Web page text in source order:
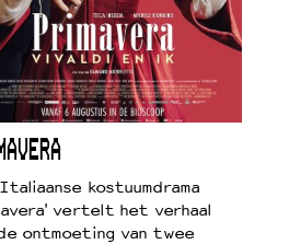
kostuumdrama
vertelt het verhaal
ontmoeting van twee